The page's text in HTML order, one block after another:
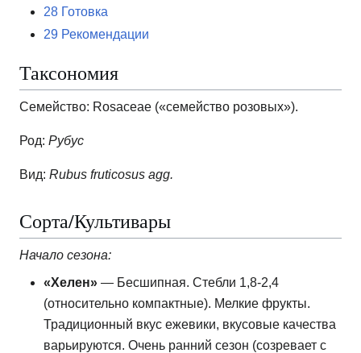
28 Готовка
29 Рекомендации
Таксономия
Семейство: Rosaceae («семейство розовых»).
Род: Рубус
Вид: Rubus fruticosus agg.
Сорта/Культивары
Начало сезона:
«Хелен» — Бесшипная. Стебли 1,8-2,4
(относительно компактные). Мелкие фрукты.
Традиционный вкус ежевики, вкусовые качества
варьируются. Очень ранний сезон (созревает с